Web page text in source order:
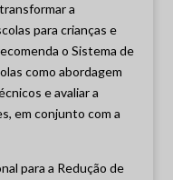
a
para crianças e
o Sistema de
como abordagem
e avaliar a
em conjunto com a
para a Redução de